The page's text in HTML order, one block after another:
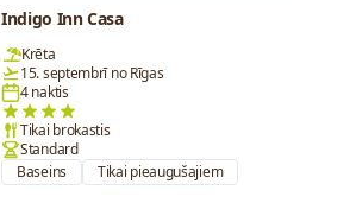
Indigo Inn Casa
Krēta
15. septembrī no Rīgas
4 naktis
Tikai brokastis
Standard
Baseins
Tikai pieaugušajiem